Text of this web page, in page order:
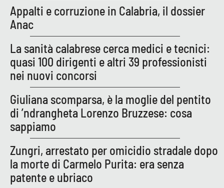
STREAMING
LaC TV
LaC Network
LaC OnAir
EDIZIONI
LOCALI
Catanzaro
Crotone
Appalti e corruzione in Calabria, il dossier
Anac
La sanità calabrese cerca medici e tecnici:
quasi 100 dirigenti e altri 39 professionisti
nei nuovi concorsi
Giuliana scomparsa, è la moglie del pentito
di ’ndrangheta Lorenzo Bruzzese: cosa
sappiamo
Zungri, arrestato per omicidio stradale dopo
la morte di Carmelo Purita: era senza
patente e ubriaco